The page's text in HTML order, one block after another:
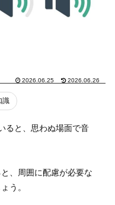
2026.06.25 2026.06.26
識
ると、思わぬ場面で音
、周囲に配慮が必要な
う。